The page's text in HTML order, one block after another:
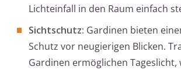
Lichteinfall in den Raum einfach
Sichtschutz: Gardinen bieten
Schutz vor neugierigen Blicken.
Gardinen ermöglichen Tageslicht,